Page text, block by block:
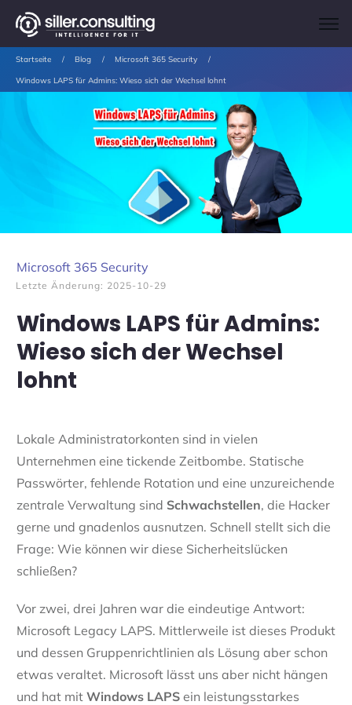
Startseite / Blog / Microsoft 365 Security /
Windows LAPS für Admins: Wieso sich der Wechsel lohnt
Microsoft 365 Security
Letzte Änderung: 2025-10-29
Windows LAPS für Admins:
Wieso sich der Wechsel
lohnt
Lokale Administratorkonten sind in vielen
Unternehmen eine tickende Zeitbombe. Statische
Passwörter, fehlende Rotation und eine unzureichende
zentrale Verwaltung sind Schwachstellen, die Hacker
gerne und gnadenlos ausnutzen. Schnell stellt sich die
Frage: Wie können wir diese Sicherheitslücken
schließen?
Vor zwei, drei Jahren war die eindeutige Antwort:
Microsoft Legacy LAPS. Mittlerweile ist dieses Produkt
und dessen Gruppenrichtlinien als Lösung aber schon
etwas veraltet. Microsoft lässt uns aber nicht hängen
und hat mit Windows LAPS ein leistungsstarkes